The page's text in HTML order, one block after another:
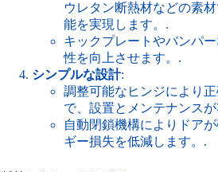
ウレタン断熱材などの素
能を実現します。.
キックプレートやバンパ
性を向上させます。.
シンプルな設計:
調整可能なヒンジにより
で、設置とメンテナンスが
自動閉鎖機構によりドア
ギー損失を低減します。.